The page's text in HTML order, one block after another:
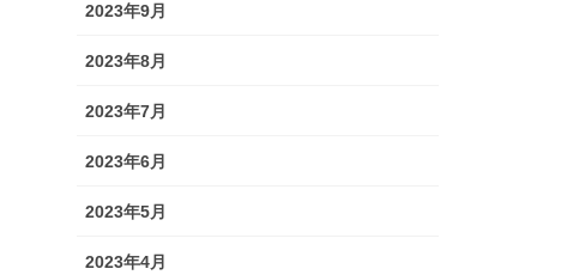
2023年9月
2023年8月
2023年7月
2023年6月
2023年5月
2023年4月